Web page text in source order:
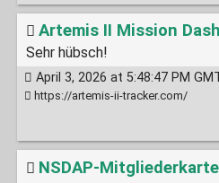
Artemis II Mission
Sehr hübsch!
April 3, 2026 at 5:48:47 PM
https://artemis-ii-tracker.com/
NSDAP-